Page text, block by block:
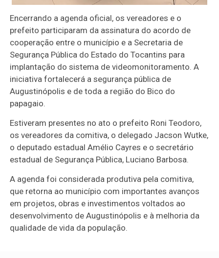
Encerrando a agenda oficial, os vereadores e o
prefeito participaram da assinatura do acordo de
cooperação entre o município e a Secretaria de
Segurança Pública do Estado do Tocantins para
implantação do sistema de videomonitoramento. A
iniciativa fortalecerá a segurança pública de
Augustinópolis e de toda a região do Bico do
papagaio.
Estiveram presentes no ato o prefeito Roni Teodoro,
os vereadores da comitiva, o delegado Jacson Wutke,
o deputado estadual Amélio Cayres e o secretário
estadual de Segurança Pública, Luciano Barbosa.
A agenda foi considerada produtiva pela comitiva,
que retorna ao município com importantes avanços
em projetos, obras e investimentos voltados ao
desenvolvimento de Augustinópolis e à melhoria da
qualidade de vida da população.